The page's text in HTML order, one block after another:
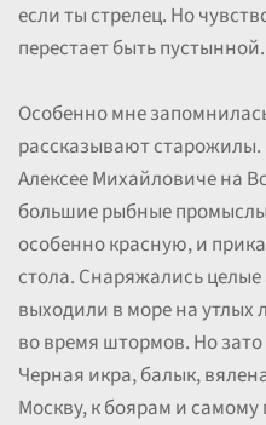
если ты стрелец. Но
перестает быть пустынной.
Особенно мне
рассказывают старожилы.
Алексее Михайловиче на
большие рыбные
особенно красную, и
стола. Снаряжались
выходили в море на утлых
во время штормов. Но
Черная икра, балык,
Москву, к боярам и